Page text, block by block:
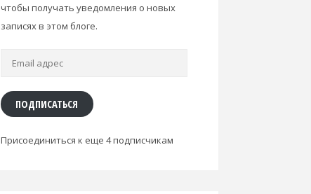
чтобы получать уведомления о новых
записях в этом блоге.
ПОДПИСАТЬСЯ
Присоединиться к еще 4 подписчикам